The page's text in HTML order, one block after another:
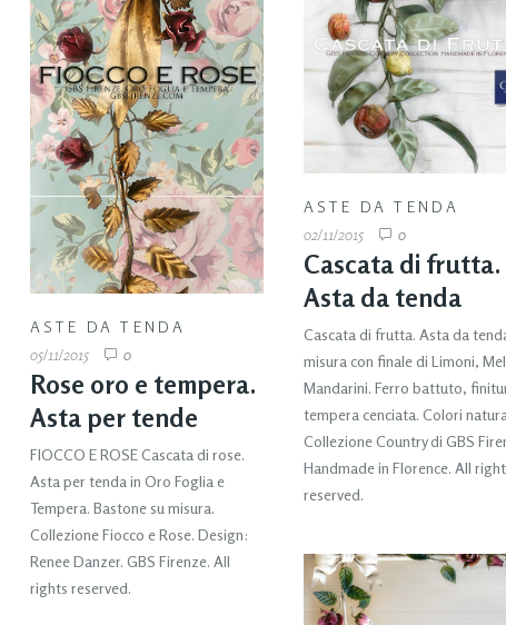
ASTE DA TENDA
05/11/2015
0
Rose oro e tempera.
Asta per tende
FIOCCO E ROSE Cascata di rose.
Asta per tenda in Oro Foglia e
Tempera. Bastone su misura.
Collezione Fiocco e Rose. Design:
Renee Danzer. GBS Firenze. All
rights reserved.
ASTE DA TENDA
02/11/2015
0
Cascata di frutta.
Asta da tenda
Cascata di frutta. Asta da
misura con finale di Limoni,
Mandarini. Ferro battuto,
tempera cenciata. Colori
Collezione Country di GBS
Handmade in Florence. All
reserved.